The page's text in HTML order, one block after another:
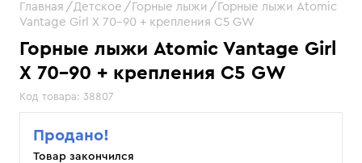
Горные лыжи Atomic Vantage Girl
X 70-90 + крепления С5 GW
Код товара: 38807
Главная Детское Горные лыжи
Горные лыжи Atomic
Vantage Girl X 70-90 + крепления С5 GW
Продано!
Товар закончился